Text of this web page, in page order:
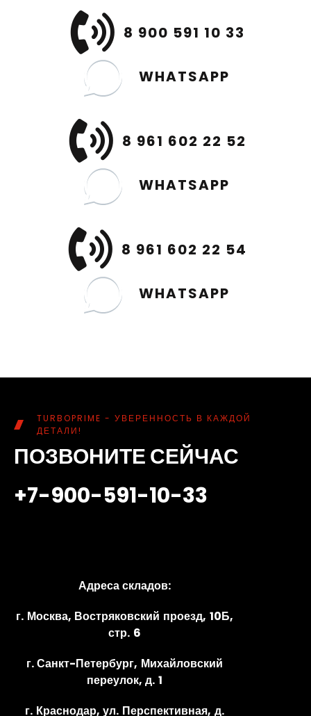
8 900 591 10 33
WHATSAPP
8 961 602 22 52
WHATSAPP
8 961 602 22 54
WHATSAPP
TURBOPRIME - УВЕРЕННОСТЬ В КАЖДОЙ
ДЕТАЛИ!
ПОЗВОНИТЕ СЕЙЧАС
+7-900-591-10-33
Адреса складов:
г. Москва, Востряковский проезд, 10Б,
стр. 6
г. Санкт-Петербург, Михайловский
переулок, д. 1
г. Краснодар, ул. Перспективная, д.